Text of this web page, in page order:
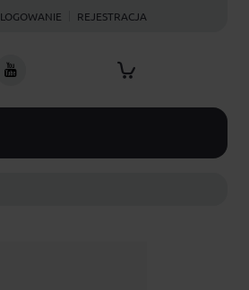
LOGOWANIE REJESTRACJA